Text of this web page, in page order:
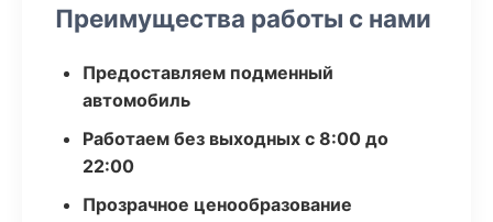
Преимущества работы с нами
Предоставляем подменный
автомобиль
Работаем без выходных с 8:00 до
22:00
Прозрачное ценообразование